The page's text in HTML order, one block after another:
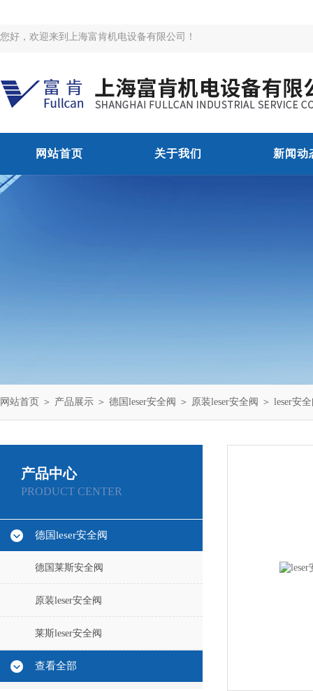
您好，欢迎来到上海富肯机电设备有限公司！
网站首页 关于我们 新闻动
网站首页 ＞ 产品展示 ＞ 德国leser安全阀 ＞ 原装leser安全阀 ＞ leser安
产品中心
PRODUCT CENTER
德国leser安全阀
德国莱斯安全阀
原装leser安全阀
莱斯leser安全阀
查看全部